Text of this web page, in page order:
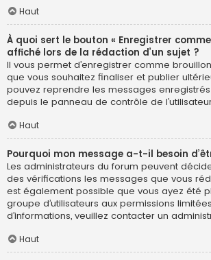
Haut
À quoi sert le bouton « Enregistrer
affiché lors de la rédaction d’un sujet ?
Il vous permet d’enregistrer comme
que vous souhaitez finaliser et publier
pouvez reprendre les messages
depuis le panneau de contrôle de
Haut
Pourquoi mon message a-t-il besoin
Les administrateurs du forum peuvent
des vérifications les messages que vous
est également possible que vous ayez été
groupe d’utilisateurs aux permissions
d’informations, veuillez contacter un
Haut